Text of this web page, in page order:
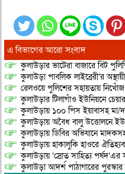
এ বিভাগের আরো সংবাদ
কুলাউড়ার ভাটেরা বাজারে বিট
কুলাউড়া পাবলিক লাইব্রেরী’র
রেলওয়ে পুলিশের সহায়তায়
কুলাউড়ার টিলাগাঁও ইউনিয়নে
কুলাউড়ায় ১০০ পিস ইয়াবাসহ মা/
কুলাউড়ায় অবৈধ বালু উত্তোলনে
কুলাউড়ায় ডিবির অভিযানে
কুলাউড়ায় হাকালুকি হাওরে
কুলাউড়ায় ‘স্রোত সাহিত্য পর্ষদ’এর
কুলাউড়া আদর্শ পাঠাগারের